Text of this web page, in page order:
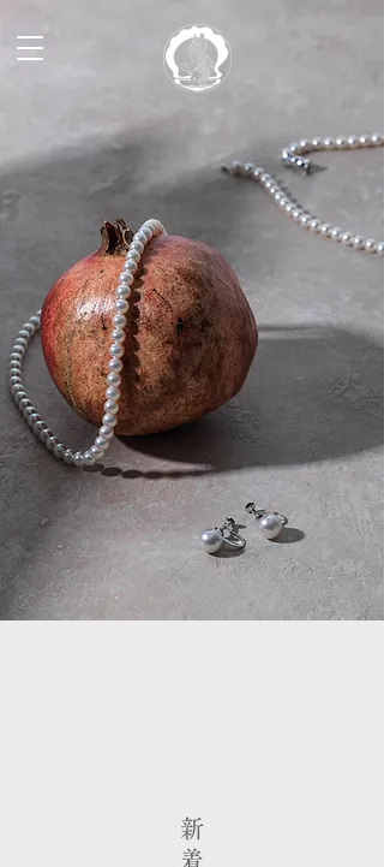
新
着